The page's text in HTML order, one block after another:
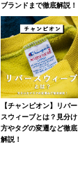
ブランドまで徹底解説！
【チャンピオン】リバー
スウィーブとは？見分け
方やタグの変遷など徹底
解説！